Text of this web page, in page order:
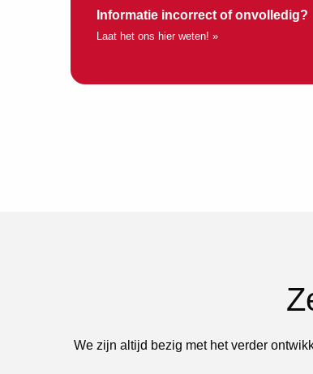
Informatie incorrect of onvolledig?
Laat het ons hier weten! »
We zijn altijd bezig met het verder